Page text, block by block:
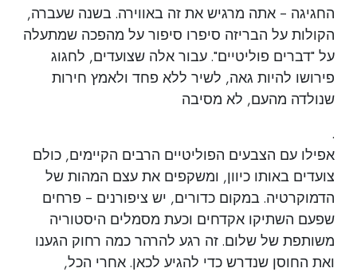
החגיגה - אתה מרגיש את זה באווירה. בשנה שעברה,
הקולות על הבריזה סיפרו סיפור על מהפכה שמתעלה
על "דברים פוליטיים". עבור אלה שצועדים, לחגוג
פירושו להיות גאה, לשיר ללא פחד ולאמץ חירות
שנולדה מהעם, לא מסיבה
.
אפילו עם הצבעים הפוליטיים הרבים הקיימים, כולם
צועדים באותו כיוון, ומשקפים את עצם המהות של
הדמוקרטיה. במקום כדורים, יש ציפורנים - פרחים
שפעם השתיקו אקדחים וכעת מסמלים היסטוריה
משותפת של שלום. זה רגע להרהר כמה רחוק הגענו
ואת החוסן שנדרש כדי להגיע לכאן. אחרי הכל,